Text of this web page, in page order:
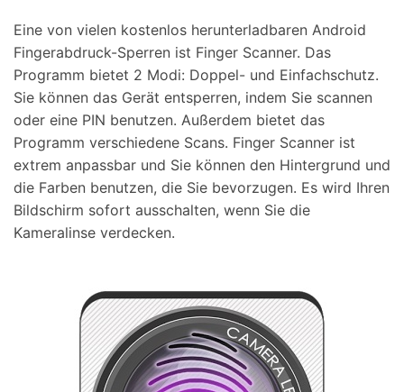
Eine von vielen kostenlos herunterladbaren Android
Fingerabdruck-Sperren ist Finger Scanner. Das
Programm bietet 2 Modi: Doppel- und Einfachschutz.
Sie können das Gerät entsperren, indem Sie scannen
oder eine PIN benutzen. Außerdem bietet das
Programm verschiedene Scans. Finger Scanner ist
extrem anpassbar und Sie können den Hintergrund und
die Farben benutzen, die Sie bevorzugen. Es wird Ihren
Bildschirm sofort ausschalten, wenn Sie die
Kameralinse verdecken.